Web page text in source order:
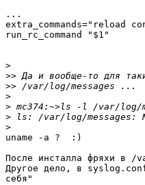
...
extra_commands="reload
run_rc_command "$1"
>
>>
>>
>
>
>
>
uname -a ?  :)
После инсталла фряхи в /
Другое дело, в
себя"